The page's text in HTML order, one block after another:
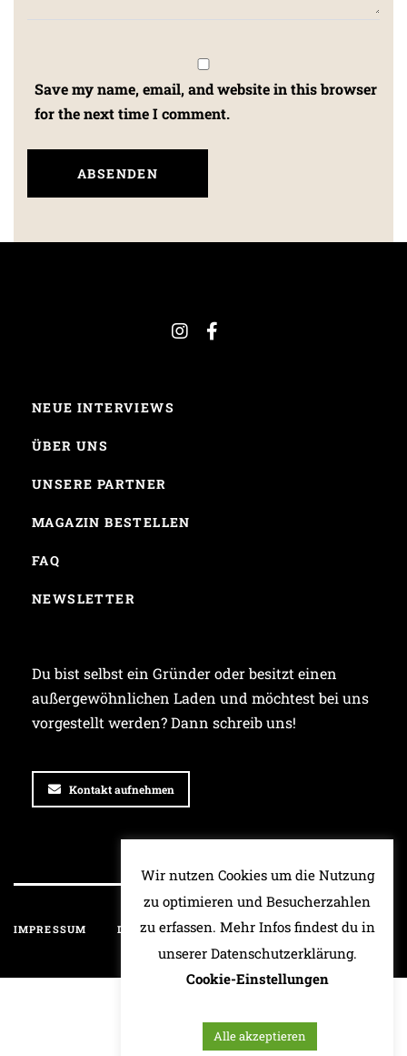
Save my name, email, and website in this browser
for the next time I comment.
NEUE INTERVIEWS
ÜBER UNS
UNSERE PARTNER
MAGAZIN BESTELLEN
FAQ
NEWSLETTER
Du bist selbst ein Gründer oder besitzt einen
außergewöhnlichen Laden und möchtest bei uns
vorgestellt werden? Dann schreib uns!
Kontakt aufnehmen
IMPRESSUM DATENSCHUTZ HAFTUNGSAUSSCHLUSS
Wir nutzen Cookies um die Nutzung
zu optimieren und Besucherzahlen
zu erfassen. Mehr Infos findest du in
unserer Datenschutzerklärung.
Cookie-Einstellungen
Alle akzeptieren